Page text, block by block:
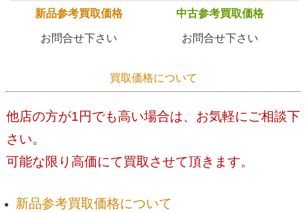
新品参考買取価格 中古参考買取価格
お問合せ下さい お問合せ下さい
買取価格について
他店の方が1円でも高い場合は、お気軽にご相談下
さい。
可能な限り高価にて買取させて頂きます。
新品参考買取価格について